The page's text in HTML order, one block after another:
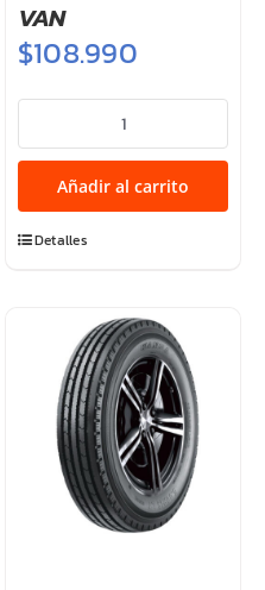
VAN
$108.990
112/110R
TRAVIA
cantidad
Añadir al carrito
Detalles